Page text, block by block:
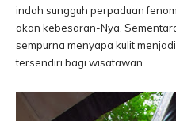
indah sungguh perpaduan
akan kebesaran-Nya.
sempurna menyapa kulit
tersendiri bagi wisatawan.